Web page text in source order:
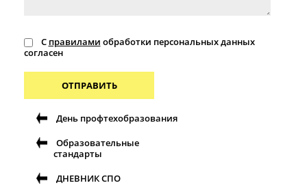
С правилами обработки персональных данных
согласен
ОТПРАВИТЬ
День профтехобразования
Образовательные
стандарты
ДНЕВНИК СПО